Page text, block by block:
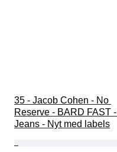
35 - Jacob Cohen - No
Reserve - BARD FAST -
Jeans - Nyt med labels